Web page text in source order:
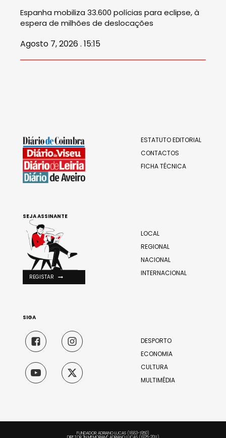
Espanha mobiliza 33.600 polícias para eclipse, à
espera de milhões de deslocações
Agosto 7, 2026 . 15:15
ESTATUTO EDITORIAL
CONTACTOS
FICHA TÉCNICA
LOCAL
REGIONAL
NACIONAL
INTERNACIONAL
DESPORTO
ECONOMIA
CULTURA
MULTIMÉDIA
SEJA ASSINANTE
REGISTAR
SIGA
FUNDADOR: ADRIANO LUCAS (1883-1950)